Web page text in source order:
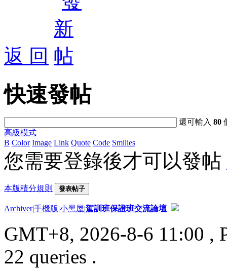
返 回
快速發帖
還可輸入80
高級模式
B Color Image Link Quote Code Smilies
您需要登錄後才可以發帖
本版積分規則 發表帖子
Archiver|手機版|小黑屋|駕訓班保證班交流論壇
GMT+8, 2026-8-6 11:00 ,
22 queries .